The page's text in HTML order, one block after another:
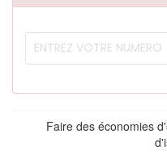
Faire des économies